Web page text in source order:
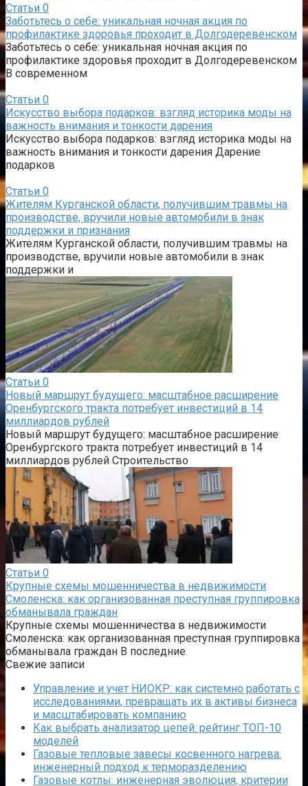
Статьи 0
Заботьтесь о себе: уникальная ночная акция по
профилактике здоровья проходит в Долгодеревенском
Заботьтесь о себе: уникальная ночная акция по
профилактике здоровья проходит в Долгодеревенском
В современном
Статьи 0
Искусство выбора подарков: взгляд историка моды на
важность внимания и тонкости дарения
Искусство выбора подарков: взгляд историка моды на
важность внимания и тонкости дарения Дарение
подарков
Статьи 0
Жителям Курганской области, получившим травмы на
производстве, вручили новые автомобили в знак
поддержки и признания
Жителям Курганской области, получившим травмы на
производстве, вручили новые автомобили в знак
поддержки и
Статьи 0
Новый маршрут будущего: масштабное расширение
Оренбургского тракта потребует инвестиций в 14
миллиардов рублей
Новый маршрут будущего: масштабное расширение
Оренбургского тракта потребует инвестиций в 14
миллиардов рублей Строительство
Статьи 0
Крупные схемы мошенничества в недвижимости
Смоленска: как организованная преступная группировка
обманывала граждан
Крупные схемы мошенничества в недвижимости
Смоленска: как организованная преступная группировка
обманывала граждан В последние
Свежие записи
Управление и учет НИОКР: как системно работать с
исследованиями, превращать их в активы бизнеса
и масштабировать компанию
Как выбрать анализатор цепей: рейтинг ТОП-10
моделей
Газовые тепловые завесы косвенного нагрева:
инженерный подход к терморазделению
Газовые котлы: инженерная эволюция, критерии